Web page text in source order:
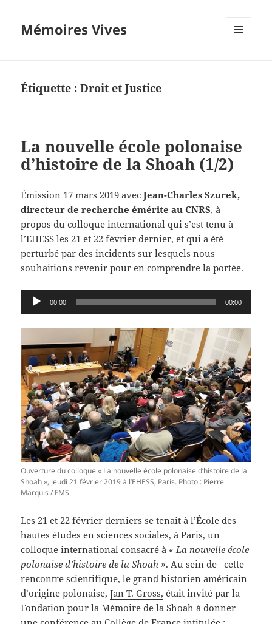
Mémoires Vives
Étiquette :Droit et Justice
La nouvelle école polonaise
d’histoire de la Shoah (1/2)
Émission 17 mars 2019 avecJean-Charles Szurek,
directeur de recherche émérite au CNRS, à
propos du colloque international qui s’est tenu à
l’EHESS les 21 et 22 février dernier, et qui a été
perturbé par des incidents sur lesquels nous
souhaitions revenir pour en comprendre la portée.
Lecteur
audio
00:00 00:00
Ouverture du colloque « La nouvelle école polonaise d’histoire de la
Shoah », jeudi 21 février 2019 à l’EHESS, Paris. Photo : Pierre
Marquis / FMS
Les 21 et 22 février derniers se tenait à l’École des
hautes études en sciences sociales, à Paris, un
colloque international consacré à « La nouvelle école
polonaise d’histoire de la Shoah ». Au sein de cette
rencontre scientifique, le grand historien américain
d’origine polonaise,Jan T. Gross, était invité par la
Fondation pour la Mémoire de la Shoah à donner